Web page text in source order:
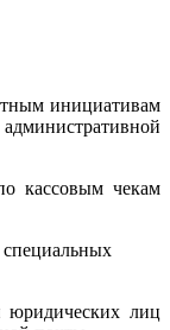
инициативам
кассовым чекам
юридических лиц